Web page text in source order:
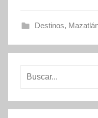
Destinos,
Buscar: